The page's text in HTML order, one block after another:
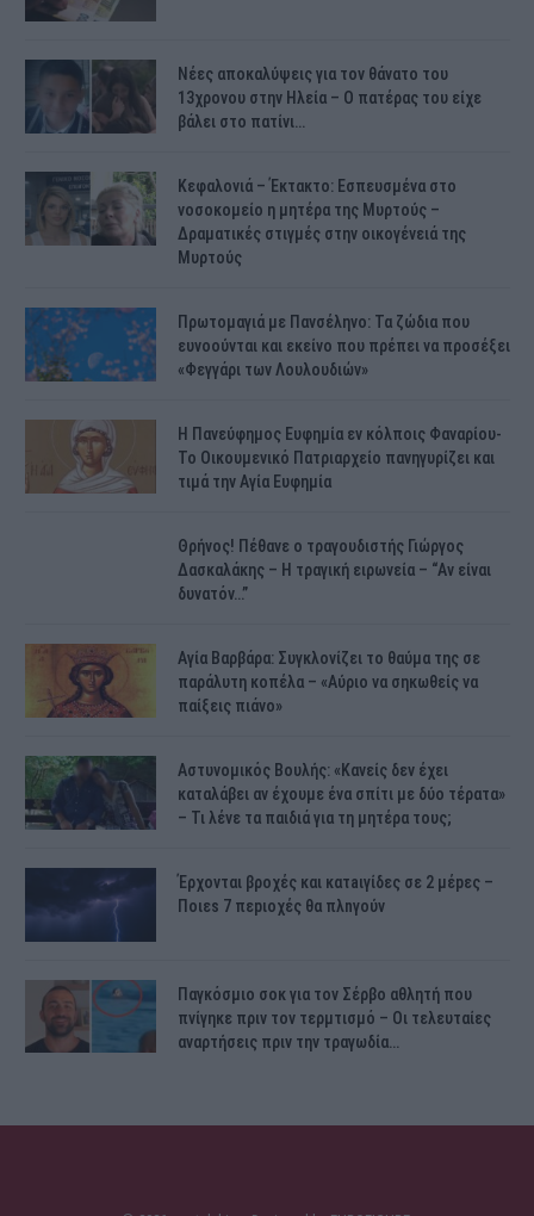
Νέες αποκαλύψεις για τον θάνατο του
13χρονου στην Ηλεία – Ο πατέρας του είχε
βάλει στο πατίνι…
Κεφαλονιά – Έκτακτο: Εσπευσμένα στο
νοσοκομείο η μητέρα της Μυρτούς –
Δραματικές στιγμές στην οικογένειά της
Μυρτούς
Πρωτομαγιά με Πανσέληνο: Τα ζώδια που
ευνοούνται και εκείνο που πρέπει να προσέξει
«Φεγγάρι των Λουλουδιών»
H Πανεύφημος Ευφημία εν κόλποις Φαναρίου-
Το Οικουμενικό Πατριαρχείο πανηγυρίζει και
τιμά την Αγία Ευφημία
Θρήνος! Πέθανε ο τραγουδιστής Γιώργος
Δασκαλάκης – Η τραγική ειρωνεία – “Αν είναι
δυνατόν…”
Αγία Βαρβάρα: Συγκλονίζει το θαύμα της σε
παράλυτη κοπέλα – «Αύριο να σηκωθείς να
παίξεις πιάνο»
Αστυνομικός Bουλής: «Κανείς δεν έχει
καταλάβει αν έχουμε ένα σπίτι με δύο τέρατα»
– Τι λένε τα παιδιά για τη μητέρα τους;
Έρχονται βροχές και κατaιγίδες σε 2 μέpες –
Ποιεs 7 πεpιοχές θα πλnγούν
Παγκόσμιο σοκ για τον Σέρβο αθλητή που
πνίγηκε πριν τον τερμτισμό – Οι τελευταίες
αναρτήσεις πριν την τραγωδία…